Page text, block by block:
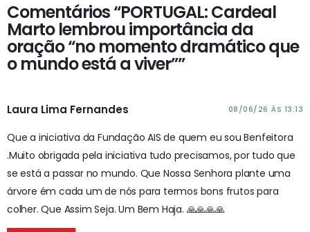
Comentários “PORTUGAL: Cardeal
Marto lembrou importância da
oração “no momento dramático que
o mundo está a viver””
Laura Lima Fernandes 08/06/26 ÀS 13:13
Que a iniciativa da Fundação AIS de quem eu sou Benfeitora
.Muito obrigada pela iniciativa tudo precisamos, por tudo que
se está a passar no mundo. Que Nossa Senhora plante uma
árvore ém cada um de nós para termos bons frutos para
colher. Que Assim Seja. Um Bem Haja. 🙏🙏🙏🙏